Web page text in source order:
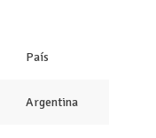
País
Argentina